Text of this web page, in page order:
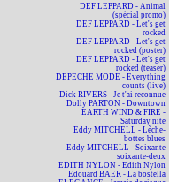
DEF LEPPARD - Animal
(spécial promo)
DEF LEPPARD - Let's get
rocked
DEF LEPPARD - Let's get
rocked (poster)
DEF LEPPARD - Let's get
rocked (teaser)
DEPECHE MODE - Everything
counts (live)
Dick RIVERS - Je t'ai reconnue
Dolly PARTON - Downtown
EARTH WIND & FIRE -
Saturday nite
Eddy MITCHELL - Lèche-
bottes blues
Eddy MITCHELL - Soixante
soixante-deux
EDITH NYLON - Edith Nylon
Edouard BAER - La bostella